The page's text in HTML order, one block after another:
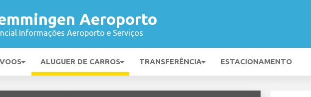
Aeroporto
Informações Aeroporto e Serviços
VOOS ALUGUER DE CARROS TRANSFERÊNCIA ESTACIONAMENTO